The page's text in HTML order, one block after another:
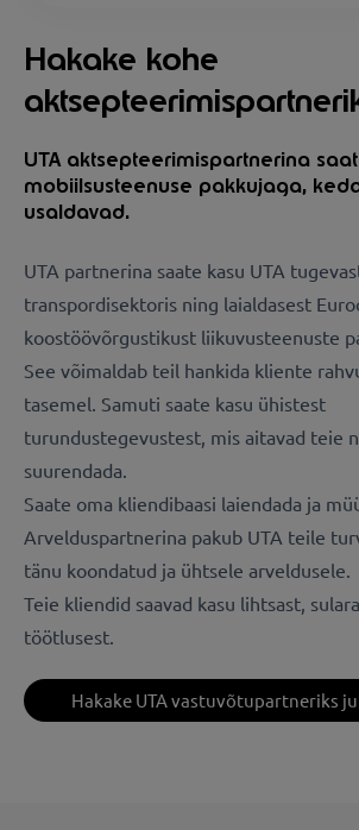
Hakake kohe
UTA aktsepteerimispartnerina
mobiilsusteenuse pakkujaga,
usaldavad.
UTA partnerina saate kasu UTA
transpordisektoris ning laialdasest
koostöövõrgustikust liikuvusteenuste
See võimaldab teil hankida kliente
tasemel. Samuti saate kasu ühistest
turundustegevustest, mis aitavad teie
suurendada.
Saate oma kliendibaasi laiendada ja
Arvelduspartnerina pakub UTA teile
tänu koondatud ja ühtsele arveldusele.
Teie kliendid saavad kasu lihtsast,
töötlusest.
Hakake UTA vastuvõtupartneriks